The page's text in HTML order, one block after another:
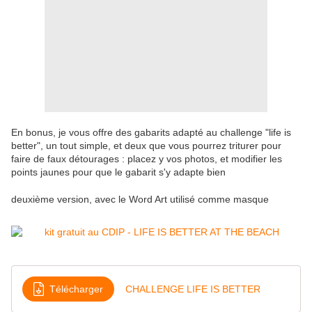
En bonus, je vous offre des gabarits adapté au challenge "life is
better", un tout simple, et deux que vous pourrez triturer pour
faire de faux détourages : placez y vos photos, et modifier les
points jaunes pour que le gabarit s'y adapte bien
deuxième version, avec le Word Art utilisé comme masque
Télécharger CHALLENGE LIFE IS BETTER